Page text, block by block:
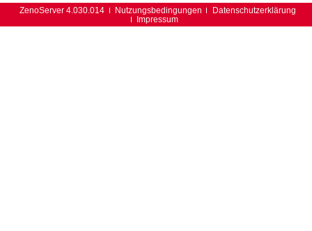
ZenoServer 4.030.014 Nutzungsbedingungen
Datenschutzerklärung
Impressum